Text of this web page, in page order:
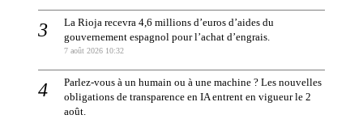
La Rioja recevra 4,6 millions d’euros d’aides du
gouvernement espagnol pour l’achat d’engrais.
7 août 2026 10:32
Parlez-vous à un humain ou à une machine ? Les nouvelles
obligations de transparence en IA entrent en vigueur le 2
août.